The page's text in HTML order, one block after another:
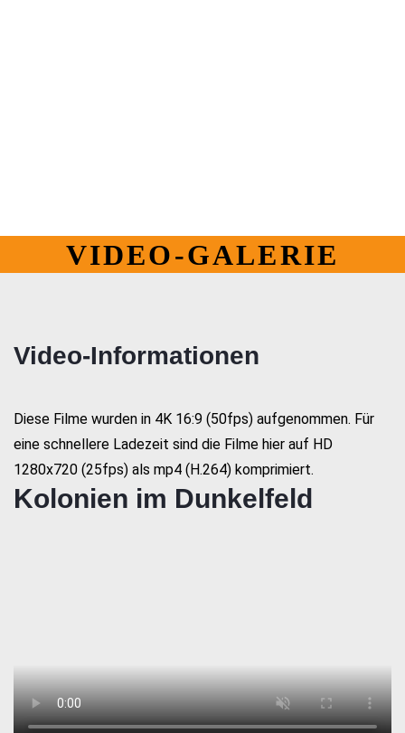
VIDEO-GALERIE
Video-Informationen
Diese Filme wurden in 4K 16:9 (50fps) aufgenommen. Für
eine schnellere Ladezeit sind die Filme hier auf HD
1280x720 (25fps) als mp4 (H.264) komprimiert.
Kolonien im Dunkelfeld